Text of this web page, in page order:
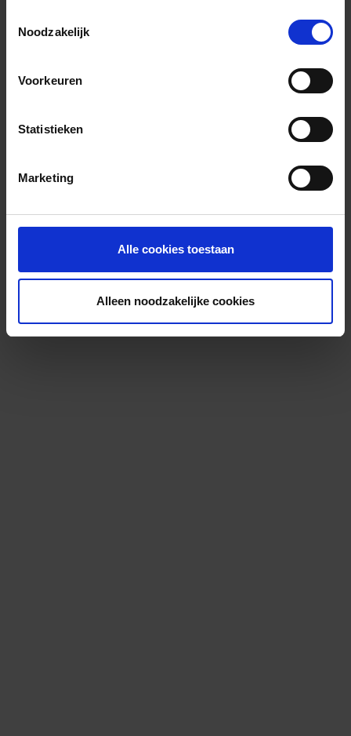
Noodzakelijk
Voorkeuren
Statistieken
Marketing
Alle cookies toestaan
Alleen noodzakelijke cookies